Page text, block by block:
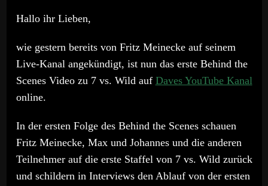
Hallo ihr Lieben,
wie gestern bereits von Fritz Meinecke auf seinem
Live-Kanal angekündigt, ist nun das erste Behind the
Scenes Video zu 7 vs. Wild auf Daves YouTube Kanal
online.
In der ersten Folge des Behind the Scenes schauen
Fritz Meinecke, Max und Johannes und die anderen
Teilnehmer auf die erste Staffel von 7 vs. Wild zurück
und schildern in Interviews den Ablauf von der ersten